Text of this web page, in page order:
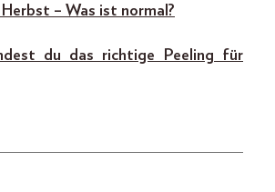
– Was ist normal?
du das richtige Peeling für